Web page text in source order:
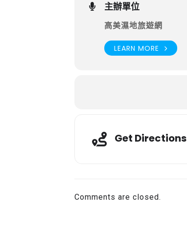
主辦單位
高美濕地旅遊網
LEARN MORE
Get Directions
Comments are closed.